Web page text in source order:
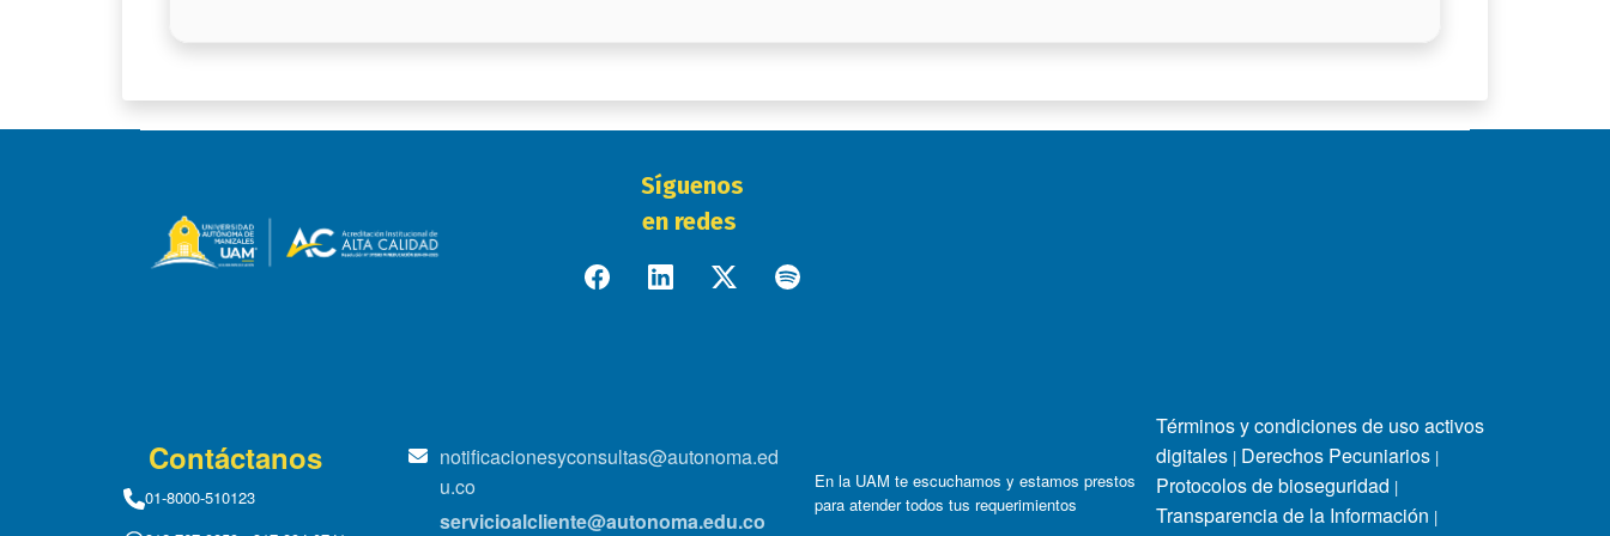
Síguenos
en redes
Contáctanos
01-8000-510123
notificacionesyconsultas@autonoma.ed
u.co
servicioalcliente@autonoma.edu.co
En la UAM te escuchamos y estamos prestos
para atender todos tus requerimientos
Términos y condiciones de uso activos
digitales | Derechos Pecuniarios |
Protocolos de bioseguridad |
Transparencia de la Información |